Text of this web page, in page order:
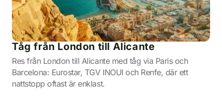
Tåg från London till Alicante
Res från London till Alicante med tåg via Paris och
Barcelona: Eurostar, TGV INOUI och Renfe, där ett
nattstopp oftast är enklast.